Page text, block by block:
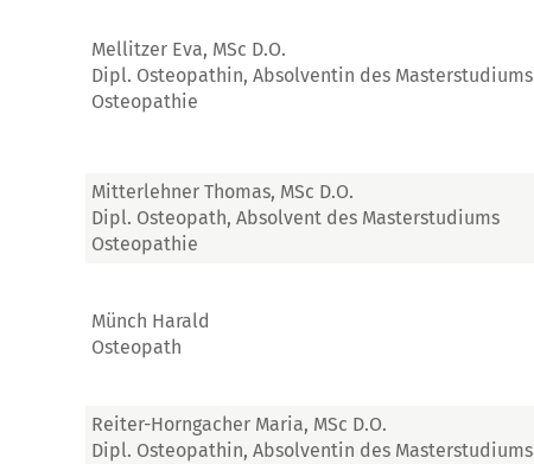
Mellitzer Eva, MSc D.O.
Dipl. Osteopathin, Absolventin des Masterstudiums
Osteopathie
Mitterlehner Thomas, MSc D.O.
Dipl. Osteopath, Absolvent des Masterstudiums
Osteopathie
Münch Harald
Osteopath
Reiter-Horngacher Maria, MSc D.O.
Dipl. Osteopathin, Absolventin des Masterstudiums